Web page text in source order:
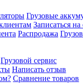
Грузовые
Записаться на
Распродажа
Грузовой сервис
Написать отзыв
Сравнение товаров